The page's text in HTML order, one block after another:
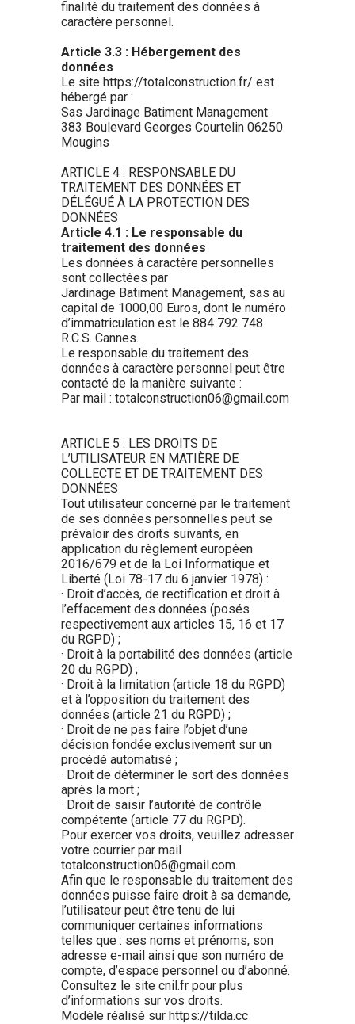
finalité du traitement des données à
caractère personnel.
Article 3.3 : Hébergement des
données
Le site https://totalconstruction.fr/ est
hébergé par :
Sas Jardinage Batiment Management
383 Boulevard Georges Courtelin 06250
Mougins
ARTICLE 4 : RESPONSABLE DU
TRAITEMENT DES DONNÉES ET
DÉLÉGUÉ À LA PROTECTION DES
DONNÉES
Article 4.1 : Le responsable du
traitement des données
Les données à caractère personnelles
sont collectées par
Jardinage Batiment Management, sas au
capital de 1000,00 Euros, dont le numéro
d’immatriculation est le 884 792 748
R.C.S. Cannes.
Le responsable du traitement des
données à caractère personnel peut être
contacté de la manière suivante :
Par mail : totalconstruction06@gmail.com
ARTICLE 5 : LES DROITS DE
L’UTILISATEUR EN MATIÈRE DE
COLLECTE ET DE TRAITEMENT DES
DONNÉES
Tout utilisateur concerné par le traitement
de ses données personnelles peut se
prévaloir des droits suivants, en
application du règlement européen
2016/679 et de la Loi Informatique et
Liberté (Loi 78-17 du 6 janvier 1978) :
· Droit d’accès, de rectification et droit à
l’effacement des données (posés
respectivement aux articles 15, 16 et 17
du RGPD) ;
· Droit à la portabilité des données (article
20 du RGPD) ;
· Droit à la limitation (article 18 du RGPD)
et à l’opposition du traitement des
données (article 21 du RGPD) ;
· Droit de ne pas faire l’objet d’une
décision fondée exclusivement sur un
procédé automatisé ;
· Droit de déterminer le sort des données
après la mort ;
· Droit de saisir l’autorité de contrôle
compétente (article 77 du RGPD).
Pour exercer vos droits, veuillez adresser
votre courrier par mail
totalconstruction06@gmail.com.
Afin que le responsable du traitement des
données puisse faire droit à sa demande,
l’utilisateur peut être tenu de lui
communiquer certaines informations
telles que : ses noms et prénoms, son
adresse e-mail ainsi que son numéro de
compte, d’espace personnel ou d’abonné.
Consultez le site cnil.fr pour plus
d’informations sur vos droits.
Modèle réalisé sur https://tilda.cc